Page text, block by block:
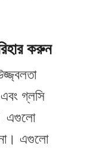
করুন
গ্লসি
এগুলো
এগুলো